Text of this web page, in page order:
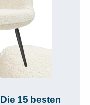
15 besten